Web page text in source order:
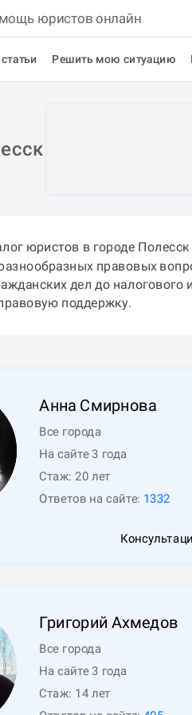
юристов онлайн
Решить мою ситуацию
юристов в городе
правовых
дел до
поддержку.
Анна Смирнова
Все города
На сайте 3 года
Стаж: 20 лет
Ответов на сайте: 1332
Григорий Ахмедов
Все города
На сайте 3 года
Стаж: 14 лет